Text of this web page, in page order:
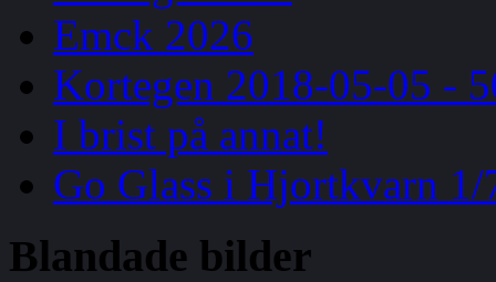
Emck 2026
Kortegen 2018-05-05 -
I brist på annat!
Go Glass i Hjortkvarn 1/
Blandade bilder